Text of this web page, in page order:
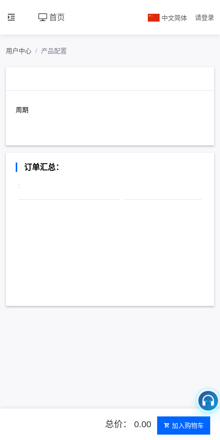
首页 中文简体 请登录
用户中心 产品配置
周期
订单汇总：
:
总价： 0.00 加入购物车